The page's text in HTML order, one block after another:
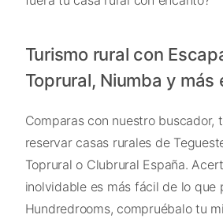
Turismo rural con
Toprural, Niumba y más
Comparas con nuestro buscador,
reservar casas rurales de
Toprural o Clubrural España.
inolvidable es más fácil de lo que
Hundredrooms, compruébalo tu